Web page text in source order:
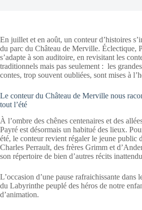
En juillet et en août, un conteur d’histoires
du parc du Château de Merville. Éclectique,
s’adapte à son auditoire, en revisitant les
traditionnels mais pas seulement : les
contes, trop souvent oubliées, sont mises à
Le conteur du Château de Merville nous
tout l’été
À l’ombre des chênes centenaires et des
Payré est désormais un habitué des lieux.
été, le conteur revient régaler le jeune public
Charles Perrault, des frères Grimm et
son répertoire de bien d’autres récits
L’occasion d’une pause rafraichissante dans
du Labyrinthe peuplé des héros de notre
d’animation.